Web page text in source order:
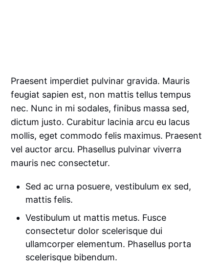
Praesent imperdiet pulvinar gravida. Mauris
feugiat sapien est, non mattis tellus tempus
nec. Nunc in mi sodales, finibus massa sed,
dictum justo. Curabitur lacinia arcu eu lacus
mollis, eget commodo felis maximus. Praesent
vel auctor arcu. Phasellus pulvinar viverra
mauris nec consectetur.
Sed ac urna posuere, vestibulum ex sed,
mattis felis.
Vestibulum ut mattis metus. Fusce
consectetur dolor scelerisque dui
ullamcorper elementum. Phasellus porta
scelerisque bibendum.